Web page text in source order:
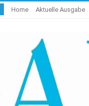
Home Aktuelle Ausgabe